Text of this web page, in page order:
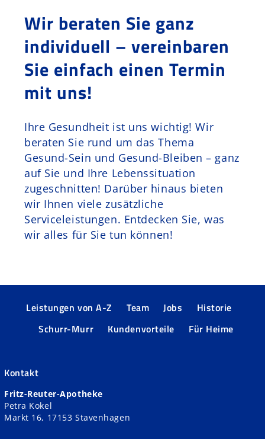
Schurr Murr
Kontakt
Wir beraten Sie ganz
individuell – vereinbaren
Sie einfach einen Termin
mit uns!
Ihre Gesundheit ist uns wichtig! Wir
beraten Sie rund um das Thema
Gesund-Sein und Gesund-Bleiben – ganz
auf Sie und Ihre Lebenssituation
zugeschnitten! Darüber hinaus bieten
wir Ihnen viele zusätzliche
Serviceleistungen. Entdecken Sie, was
wir alles für Sie tun können!
Leistungen von A-Z Team Jobs
Historie
Schurr-Murr
Kundenvorteile Für Heime
Kontakt
Fritz-Reuter-Apotheke
Petra Kokel
Markt 16, 17153 Stavenhagen